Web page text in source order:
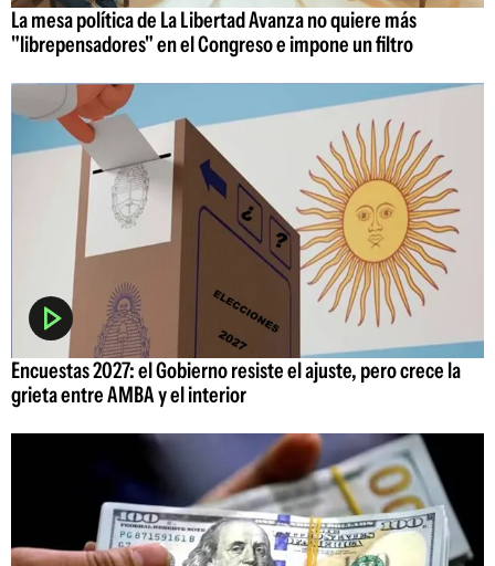
La mesa política de La Libertad Avanza no quiere más
"librepensadores" en el Congreso e impone un filtro
Encuestas 2027: el Gobierno resiste el ajuste, pero crece la
grieta entre AMBA y el interior